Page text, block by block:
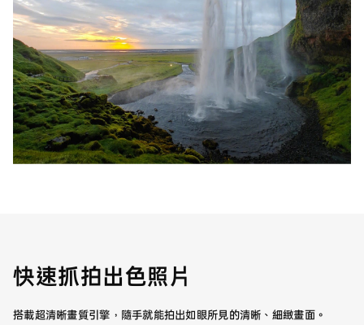
快速抓拍出色照片
搭載超清晰畫質引擎，隨手就能拍出如眼所見的清晰、細緻畫面。